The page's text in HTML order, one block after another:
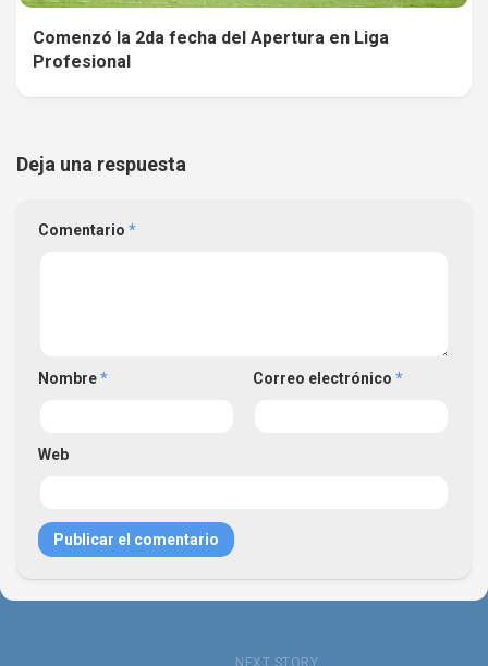
Comenzó la 2da fecha del Apertura en Liga
Profesional
Deja una respuesta
Comentario *
Nombre* Correo electrónico *
Web
NEXT STORY